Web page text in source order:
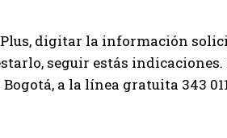
digitar la información
seguir estás indicaciones.
a la línea gratuita 343